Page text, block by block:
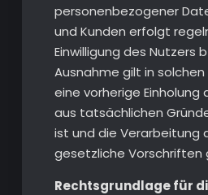
personenbezogener
und Kunden erfolgt
Einwilligung des Nutzers
Ausnahme gilt in solchen
eine vorherige Einholung
aus tatsächlichen
ist und die Verarbeitung
gesetzliche
Rechtsgrundlage für